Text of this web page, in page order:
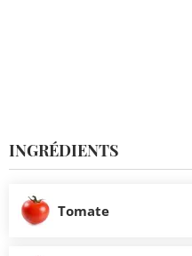
INGRÉDIENTS
Tomate